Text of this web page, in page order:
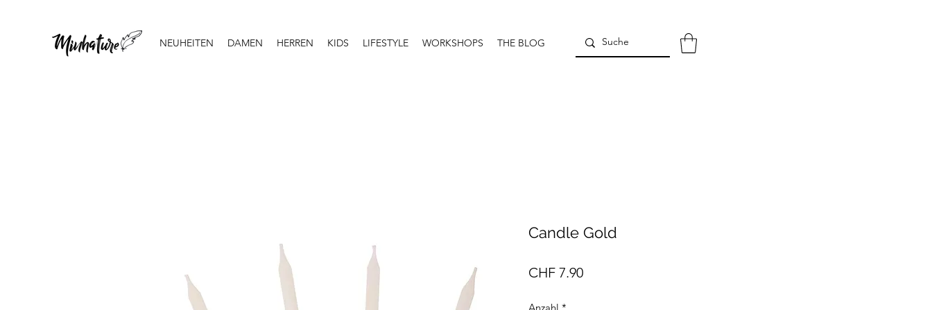
NEUHEITEN DAMEN HERREN KIDS LIFESTYLE WORKSHOPS THE BLOG
Candle Gold
CHF 7.90Preis
Anzahl *